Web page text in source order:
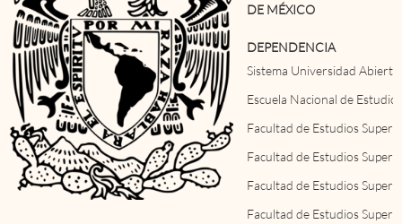
DE MÉXICO
DEPENDENCIA
Sistema Universidad
Escuela Nacional de
Facultad de Estudios
Facultad de Estudios
Facultad de Estudios
Facultad de Estudios